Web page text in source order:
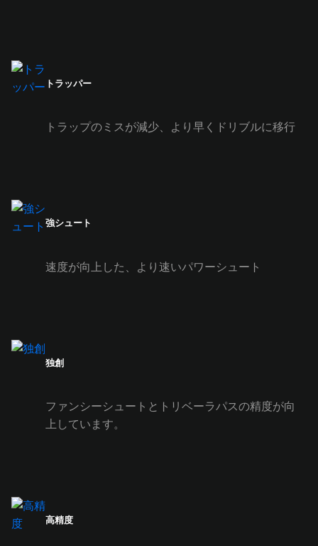
トラッパー
トラップのミスが減少、より早くドリブルに移行
強シュート
速度が向上した、より速いパワーシュート
独創
ファンシーシュートとトリベーラパスの精度が向
上しています。
高精度